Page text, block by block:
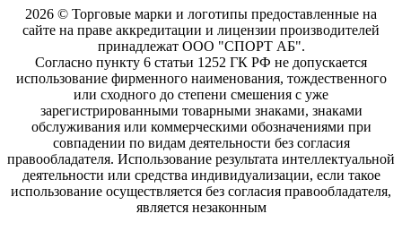
2026 © Торговые марки и логотипы предоставленные на
сайте на праве аккредитации и лицензии производителей
принадлежат ООО "СПОРТ АБ".
Согласно пункту 6 статьи 1252 ГК РФ не допускается
использование фирменного наименования, тождественного
или сходного до степени смешения с уже
зарегистрированными товарными знаками, знаками
обслуживания или коммерческими обозначениями при
совпадении по видам деятельности без согласия
правообладателя. Использование результата интеллектуальной
деятельности или средства индивидуализации, если такое
использование осуществляется без согласия правообладателя,
является незаконным